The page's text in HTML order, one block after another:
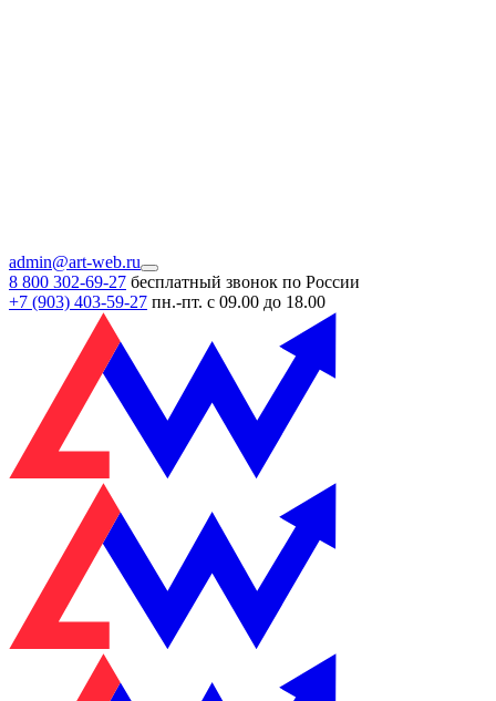
admin@art-web.ru
8 800 302-69-27 бесплатный звонок по России
+7 (903) 403-59-27 пн.-пт. с 09.00 до 18.00